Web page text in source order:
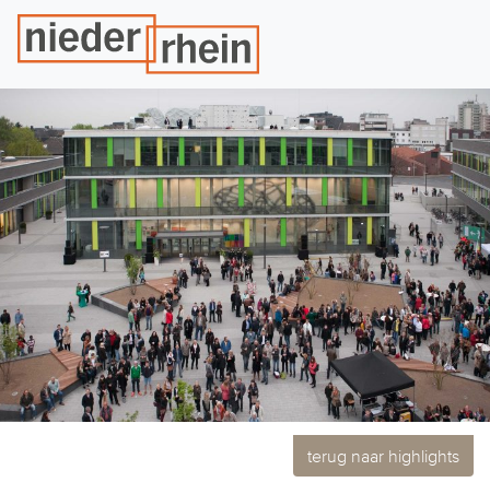
terug naar highlights